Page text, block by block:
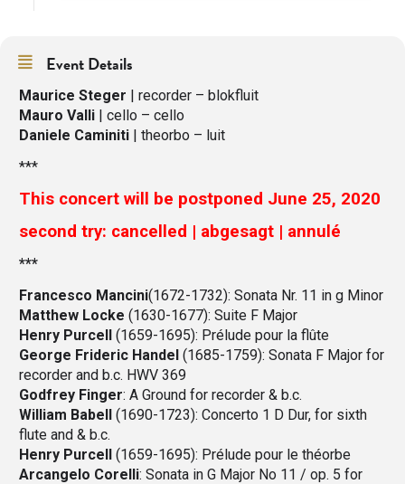
Event Details
Maurice Steger | recorder – blokfluit
Mauro Valli | cello – cello
Daniele Caminiti | theorbo – luit
***
This concert will be postponed June 25, 2020
second try: cancelled | abgesagt | annulé
***
Francesco Mancini(1672-1732): Sonata Nr. 11 in g Minor
Matthew Locke (1630-1677): Suite F Major
Henry Purcell (1659-1695): Prélude pour la flûte
George Frideric Handel (1685-1759): Sonata F Major for
recorder and b.c. HWV 369
Godfrey Finger: A Ground for recorder & b.c.
William Babell (1690-1723): Concerto 1 D Dur, for sixth
flute and & b.c.
Henry Purcell (1659-1695): Prélude pour le théorbe
Arcangelo Corelli: Sonata in G Major No 11 / op. 5 for